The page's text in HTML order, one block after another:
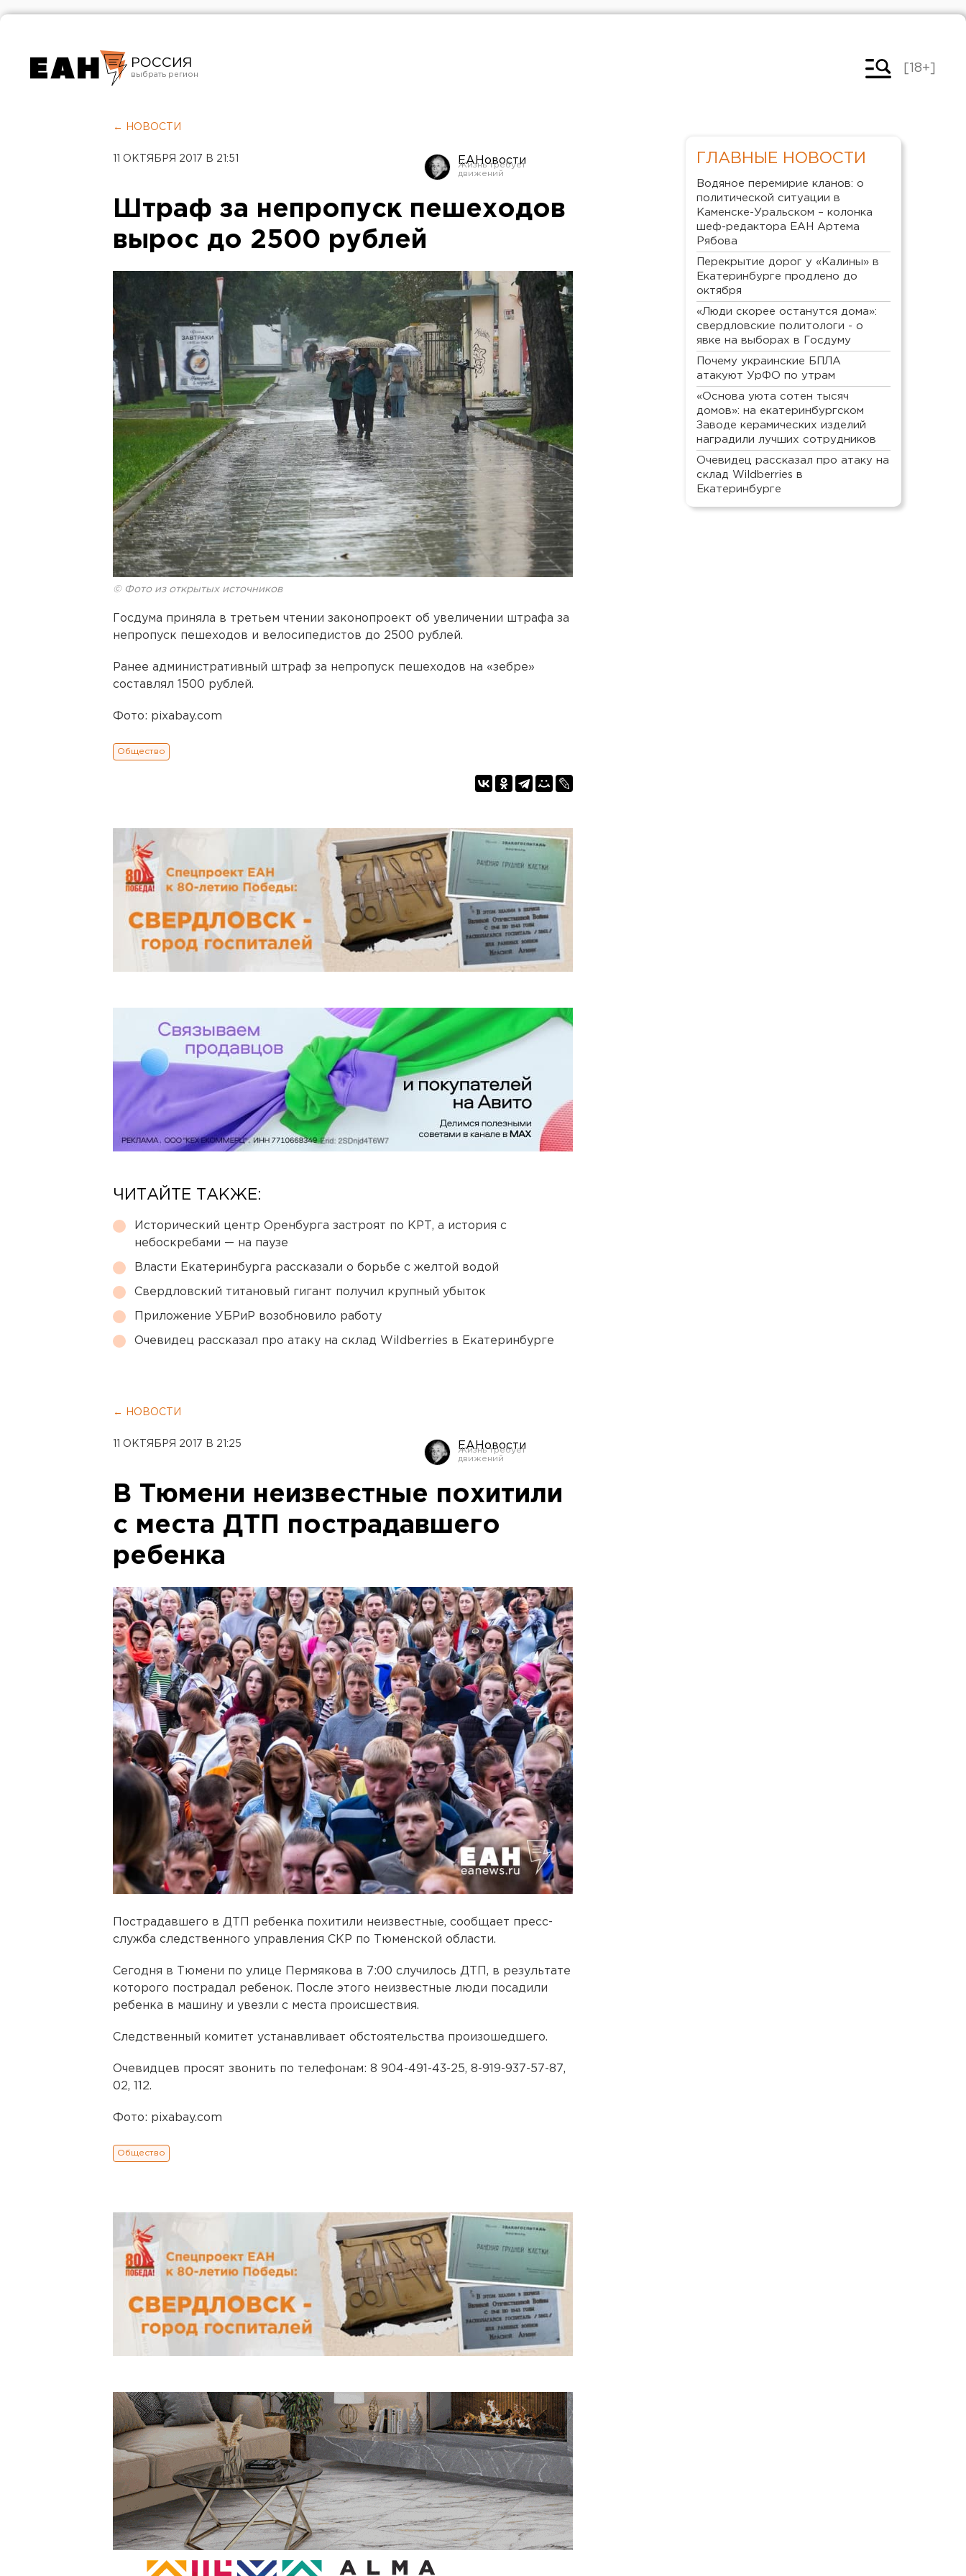
РОССИЯ
Челябинск
[18+]
← НОВОСТИ
11 ОКТЯБРЯ 2017 В 21:51 ЕАНовости
Штраф за непропуск пешеходов
вырос до 2500 рублей
© Фото из открытых источников
Госдума приняла в третьем чтении законопроект об увеличении штрафа за
непропуск пешеходов и велосипедистов до 2500 рублей.
Ранее административный штраф за непропуск пешеходов на «зебре»
составлял 1500 рублей.
Фото: pixabay.com
Общество
ЧИТАЙТЕ ТАКЖЕ:
Исторический центр Оренбурга застроят по КРТ, а история с
небоскребами — на паузе
Власти Екатеринбурга рассказали о борьбе с желтой водой
Свердловский титановый гигант получил крупный убыток
Приложение УБРиР возобновило работу
Очевидец рассказал про атаку на склад Wildberries в Екатеринбурге
← НОВОСТИ
11 ОКТЯБРЯ 2017 В 21:25 ЕАНовости
В Тюмени неизвестные похитили
с места ДТП пострадавшего
ребенка
Пострадавшего в ДТП ребенка похитили неизвестные, сообщает пресс-
служба следственного управления СКР по Тюменской области.
Сегодня в Тюмени по улице Пермякова в 7:00 случилось ДТП, в результате
которого пострадал ребенок. После этого неизвестные люди посадили
ребенка в машину и увезли с места происшествия.
Следственный комитет устанавливает обстоятельства произошедшего.
Очевидцев просят звонить по телефонам: 8 904-491-43-25, 8-919-937-57-87,
02, 112.
Фото: pixabay.com
Общество
ГЛАВНЫЕ НОВОСТИ
Водяное перемирие кланов: о
политической ситуации в
Каменске-Уральском – колонка
шеф-редактора ЕАН Артема
Рябова
Перекрытие дорог у «Калины» в
Екатеринбурге продлено до
октября
«Люди скорее останутся дома»:
свердловские политологи - о
явке на выборах в Госдуму
Почему украинские БПЛА
атакуют УрФО по утрам
«Основа уюта сотен тысяч
домов»: на екатеринбургском
Заводе керамических изделий
наградили лучших сотрудников
Очевидец рассказал про атаку на
склад Wildberries в
Екатеринбурге